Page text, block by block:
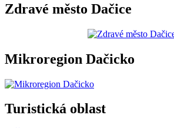
Zdravé město Dačice
Mikroregion Dačicko
Turistická oblast